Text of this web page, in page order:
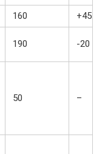
160
+45
190 -20
50 –